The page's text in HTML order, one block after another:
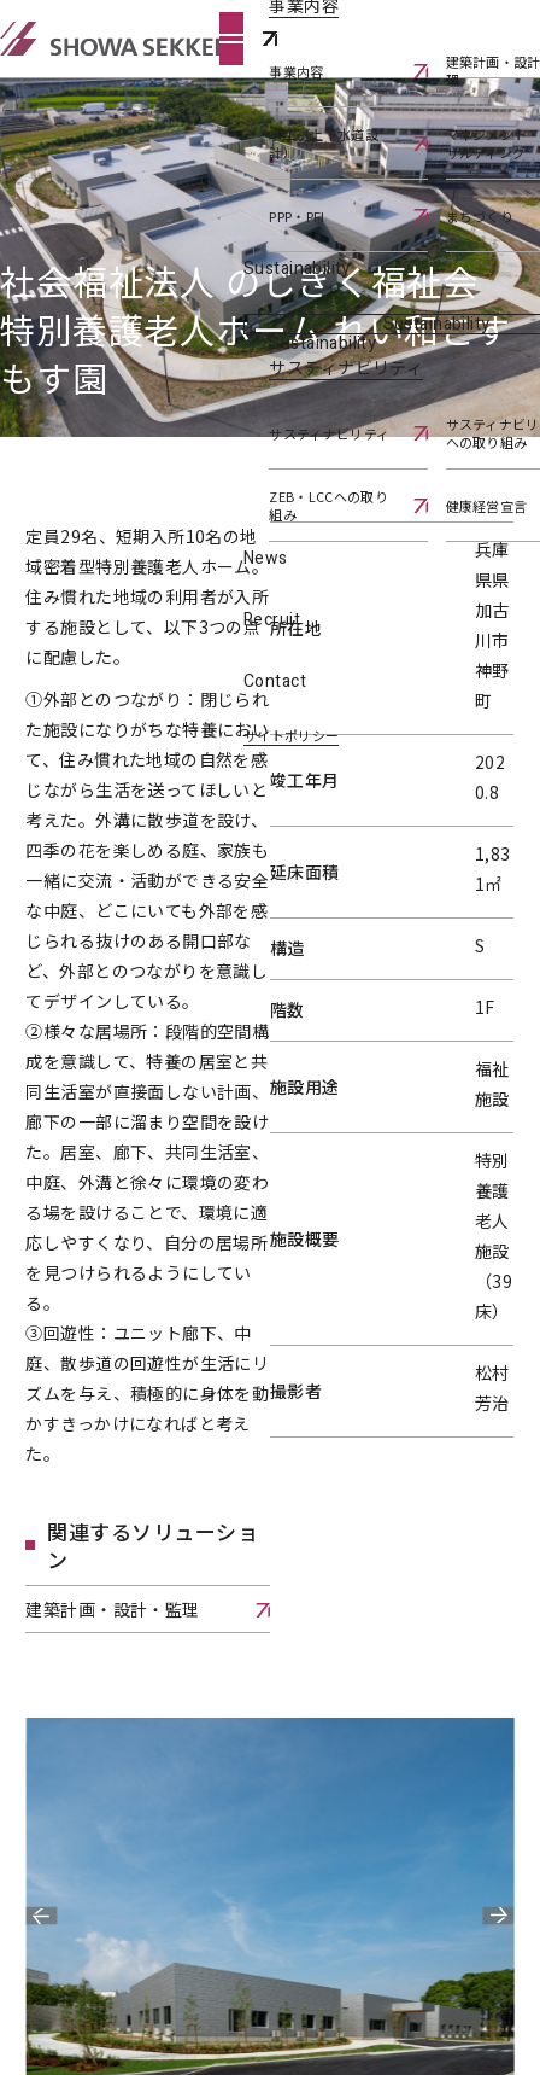
事業内容
事業内容
建築計画・設
理
水工（上下水道設
計）
マネジメント
サルティング
PPP・PFI まちづくり
Sustainability
Sustainability
Sustainability
サスティナビリティ
サスティナビリティ
サスティナビ
への取り組み
ZEB・LCCへの取り
組み
健康経営宣言
News
Recruit
Contact
サイトポリシー
社会福祉法人 のじぎく福祉会
特別養護老人ホーム れい和こす
もす園
関連するソリューショ
ン
建築計画・設計・監理
定員29名、短期入所10名の地
域密着型特別養護老人ホーム。
住み慣れた地域の利用者が入所
する施設として、以下3つの点
に配慮した。
①外部とのつながり：閉じられ
た施設になりがちな特養におい
て、住み慣れた地域の自然を感
じながら生活を送ってほしいと
考えた。外溝に散歩道を設け、
四季の花を楽しめる庭、家族も
一緒に交流・活動ができる安全
な中庭、どこにいても外部を感
じられる抜けのある開口部な
ど、外部とのつながりを意識し
てデザインしている。
②様々な居場所：段階的空間構
成を意識して、特養の居室と共
同生活室が直接面しない計画、
廊下の一部に溜まり空間を設け
た。居室、廊下、共同生活室、
中庭、外溝と徐々に環境の変わ
る場を設けることで、環境に適
応しやすくなり、自分の居場所
を見つけられるようにしてい
る。
③回遊性：ユニット廊下、中
庭、散歩道の回遊性が生活にリ
ズムを与え、積極的に身体を動
かすきっかけになればと考え
た。
所在地
兵庫
県県
加古
川市
神野
町
竣工年月
202
0.8
延床面積
1,83
1㎡
構造 S
階数 1F
施設用途
福祉
施設
施設概要
特別
養護
老人
施設
（39
床）
撮影者
松村
芳治